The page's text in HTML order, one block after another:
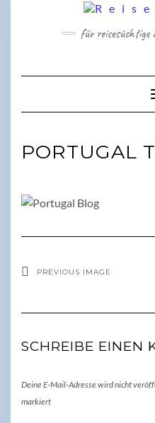
für
PORTUGAL
PREVIOUS IMAGE
SCHREIBE EINEN
Deine E-Mail-Adresse wird nicht
markiert